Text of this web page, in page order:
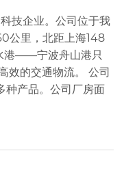
技企业。公司位于我
公里，北距上海148
港——宁波舟山港只
效的交通物流。 公司
种产品。公司厂房面